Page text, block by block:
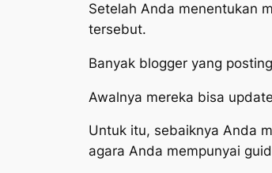
Setelah Anda menentukan
tersebut.
Banyak blogger yang
Awalnya mereka bisa
Untuk itu, sebaiknya Anda
agara Anda mempunyai